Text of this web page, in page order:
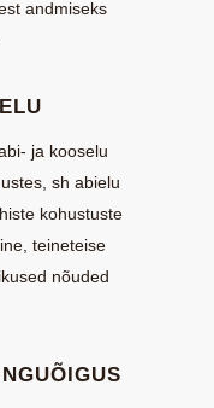
andmiseks
ja kooselu
sh abielu
kohustuste
teineteise
nõuded